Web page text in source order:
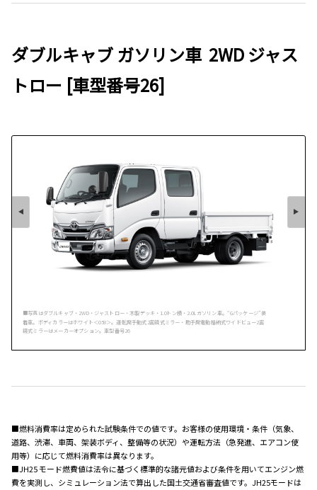
ダブルキャブ ガソリン車 2WD ジャス
トロー [車型番号26]
■写真はダブルキャブ・2WD・ジャストロー・木製デッキ・1.0トン積・2.0Lガソリン車。“Gパッケージ”装
着車。ボディカラーはホワイト＜058＞。運転席手動式2面鏡式ミラー・助手席電動格納式ワイドビュー2面
鏡式ミラーはメーカーオプション。車型番号26
■燃料消費率は定められた試験条件での値です。お客様の使用環境・条件（気象、
道路、渋滞、車両、架装ボディ、整備等の状況）や運転方法（急発進、エアコン使
用等）に応じて燃料消費率は異なります。
■JH25 モード燃費値は法令に基づく標準的な諸元値および条件を用いてエンジン燃
費を実測し、シミュレーション法で算出した国土交通省審査値です。JH25モードは